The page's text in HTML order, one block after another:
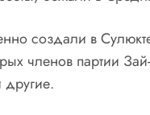
создали в
членов партии
другие.